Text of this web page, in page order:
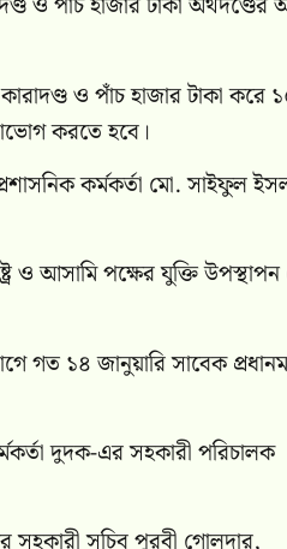
ও পাঁচ হাজার টাকা করে
করতে হবে।
কর্মকর্তা মো. সাইফুল
ও আসামি পক্ষের যুক্তি উপস্থাপন
গত ১৪ জানুয়ারি সাবেক
দুদক-এর সহকারী পরিচালক